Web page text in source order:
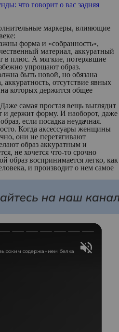
что говорит о вас задняя
маркеры, влияющие
форма и «собранность»,
материал, аккуратный
в плюс. А мягкие, потерявшие
упрощают образ.
быть новой, но обязана
отсутствие явных
которых держится общее
Даже самая простая вещь выглядит
и держит форму. И наоборот, даже
если посадка неудачная.
Когда аксессуары женщины
они не перетягивают
образ аккуратным и
не хочется что-то срочно
образ воспринимается легко, как
и производит о нем самое